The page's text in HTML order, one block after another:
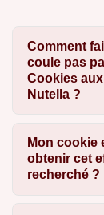
Comment
coule pas
Cookies
Nutella ?
Mon cookie
obtenir cet
recherché ?